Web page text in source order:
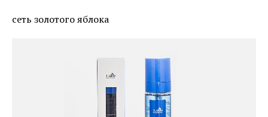
сеть золотого яблока